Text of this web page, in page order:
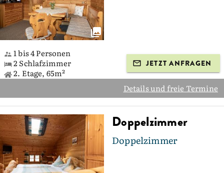
1 bis 4 Personen
2 Schlafzimmer
2. Etage, 65m²
JETZT ANFRAGEN
Details und freie Termine
Doppelzimmer
Doppelzimmer